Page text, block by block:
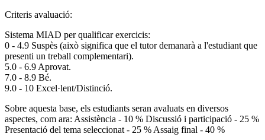
Criteris avaluació:
Sistema MIAD per qualificar exercicis:
0 - 4.9 Suspès (això significa que el tutor demanarà a l'estudiant que
presenti un treball complementari).
5.0 - 6.9 Aprovat.
7.0 - 8.9 Bé.
9.0 - 10 Excel·lent/Distinció.
Sobre aquesta base, els estudiants seran avaluats en diversos
aspectes, com ara: Assistència - 10 % Discussió i participació - 25 %
Presentació del tema seleccionat - 25 % Assaig final - 40 %